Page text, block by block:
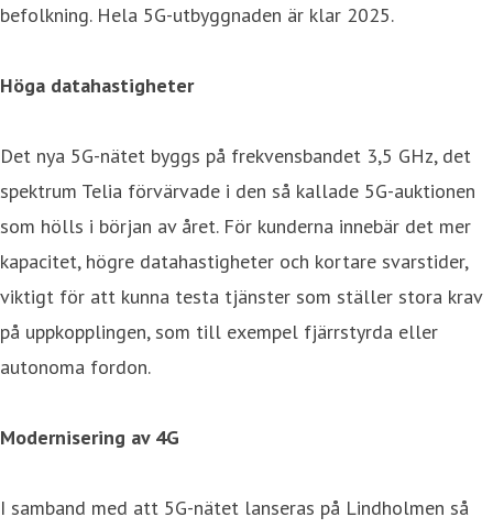
befolkning. Hela 5G-utbyggnaden är klar 2025.
Höga datahastigheter
Det nya 5G-nätet byggs på frekvensbandet 3,5 GHz, det
spektrum Telia förvärvade i den så kallade 5G-auktionen
som hölls i början av året. För kunderna innebär det mer
kapacitet, högre datahastigheter och kortare svarstider,
viktigt för att kunna testa tjänster som ställer stora krav
på uppkopplingen, som till exempel fjärrstyrda eller
autonoma fordon.
Modernisering av 4G
I samband med att 5G-nätet lanseras på Lindholmen så